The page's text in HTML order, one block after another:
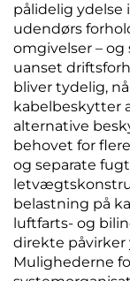
pålidelig ydelse
udendørs
omgivelser –
uanset
bliver tydelig,
kabelbeskytter
alternative
behovet for
og separate
belastning på
luftfarts- og
direkte
Mulighederne